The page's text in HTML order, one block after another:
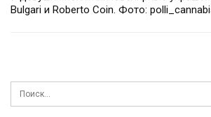
Bulgari и Roberto Coin. Фото: